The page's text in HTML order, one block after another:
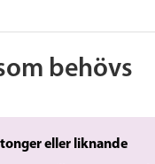
behövs
eller liknande